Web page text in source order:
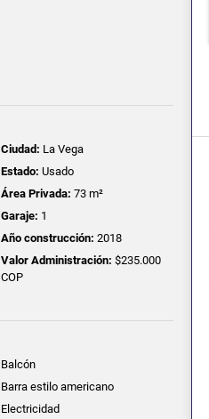
Ciudad: La Vega
Estado: Usado
Área Privada: 73 m²
Garaje: 1
Año construcción: 2018
Valor Administración: $235.000
COP
Balcón
Barra estilo americano
Electricidad